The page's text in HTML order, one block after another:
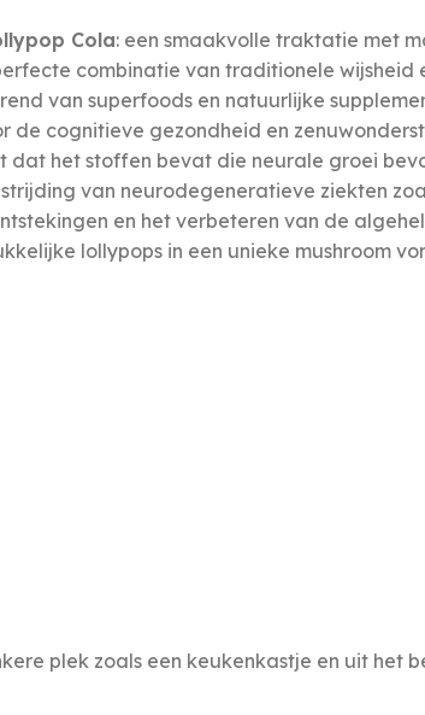
Cola: een smaakvolle traktatie met
combinatie van traditionele
van superfoods en natuurlijke
de cognitieve gezondheid en
dat het stoffen bevat die neurale groei
van neurodegeneratieve ziekten
en het verbeteren van de
lollypops in een unieke mushroom
plek zoals een keukenkastje en uit het